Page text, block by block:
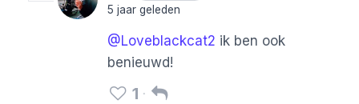
5 jaar geleden
@Loveblackcat2 ik ben ook
benieuwd!
1